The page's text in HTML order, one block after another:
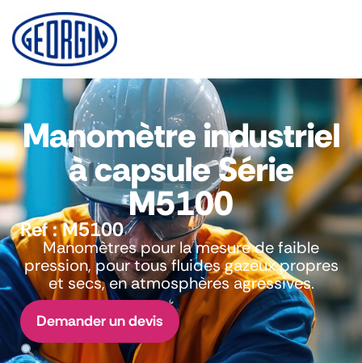
Panneau de gestion des cookies
Manomètre industriel
à capsule Série
M5100
Ref :M5100
Manomètres pour la mesure de faible
pression, pour tous fluides gazeux propres
et secs, en atmosphères agressives.
Demander un devis